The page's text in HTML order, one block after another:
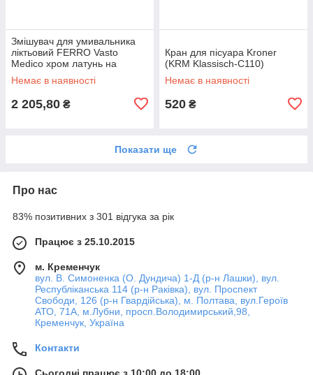
Змішувач для умивальника
ліктьовий FERRO Vasto
Medico хром латунь на
раковину BVAM4
Немає в наявності
2 205,80 ₴
Кран для пісуара Kroner
(KRM Klassisch-C110)
Немає в наявності
520 ₴
Показати ще
Про нас
83% позитивних з 301 відгука за рік
Працює з 25.10.2015
м. Кременчук
вул. В. Симоненка (О. Дундича) 1-Д (р-н Лашки), вул.
Республіканська 114 (р-н Раківка), вул. Проспект
Свободи, 126 (р-н Гвардійська), м. Полтава, вул.Героїв
АТО, 71А, м.Лубни, просп.Володимирський,98,
Кременчук, Україна
Контакти
Сьогодні працює з 10:00 до 18:00